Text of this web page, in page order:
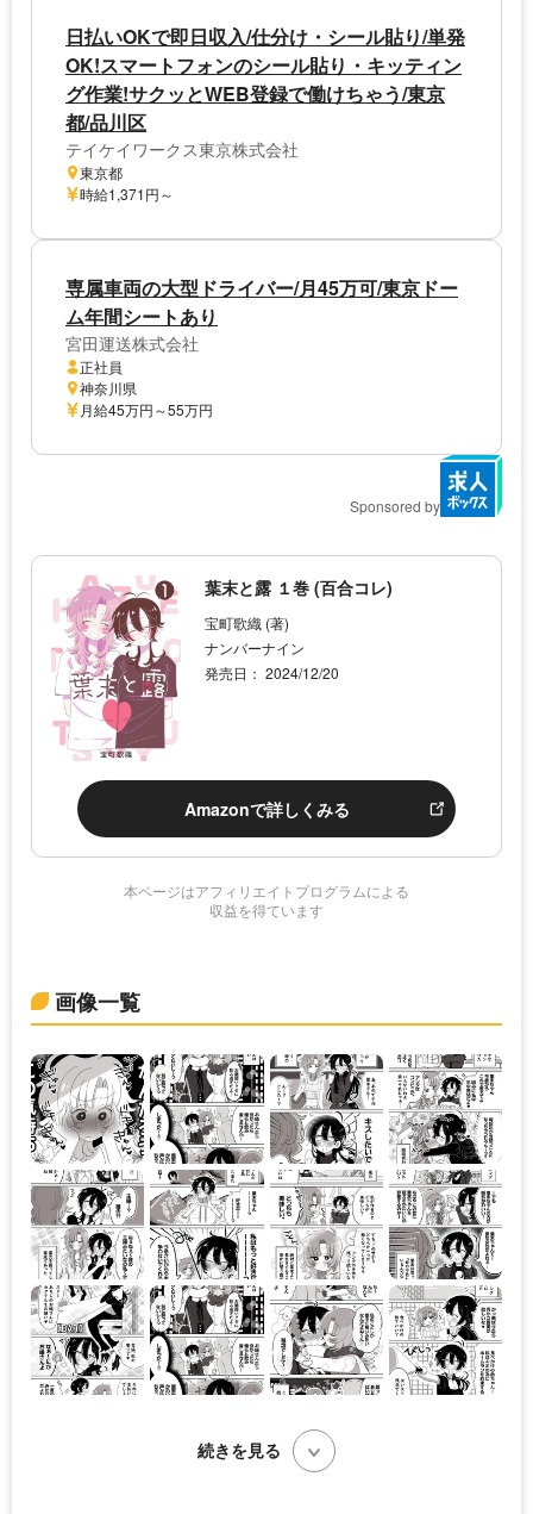
日払いOKで即日収入/仕分け・シール貼り/単発
OK!スマートフォンのシール貼り・キッティン
グ作業!サクッとWEB登録で働けちゃう/東京
都/品川区
テイケイワークス東京株式会社
東京都
時給1,371円～
専属車両の大型ドライバー/月45万可/東京ドー
ム年間シートあり
宮田運送株式会社
正社員
神奈川県
月給45万円～55万円
Sponsored by
葉末と露 １巻 (百合コレ)
宝町歌織 (著)
ナンバーナイン
発売日： 2024/12/20
Amazonで詳しくみる
本ページはアフィリエイトプログラムによる
収益を得ています
画像一覧
続きを見る